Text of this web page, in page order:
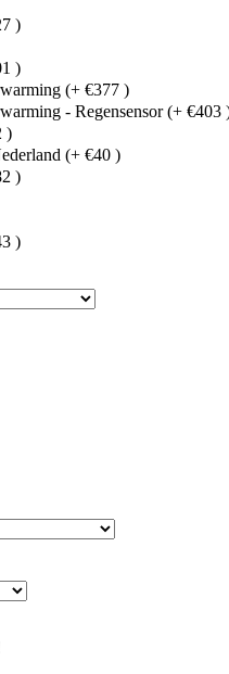
)
)
(+ €377 )
- Regensensor (+ €403
)
(+ €40 )
)
)